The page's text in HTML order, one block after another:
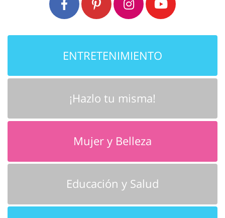
ENTRETENIMIENTO
¡Hazlo tu misma!
Mujer y Belleza
Educación y Salud